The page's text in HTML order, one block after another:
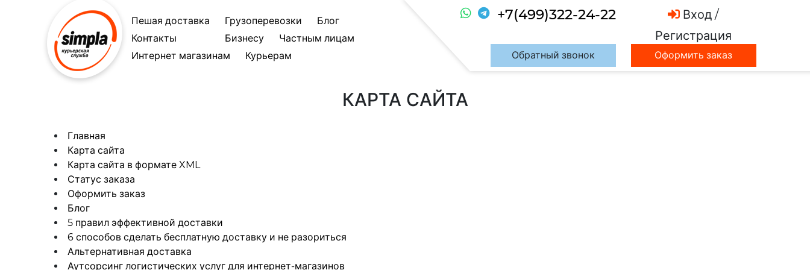
Пешая доставка Грузоперевозки
Блог
Контакты
Бизнесу
Частным лицам
Интернет магазинам
Курьерам Обратный звонок
Вход /
Регистрация
+7(499)322-24-22
Оформить заказ
КАРТА САЙТА
Главная
Карта сайта
Карта сайта в формате XML
Статус заказа
Оформить заказ
Блог
5 правил эффективной доставки
6 способов сделать бесплатную доставку и не разориться
Альтернативная доставка
Аутсорсинг логистических услуг для интернет-магазинов